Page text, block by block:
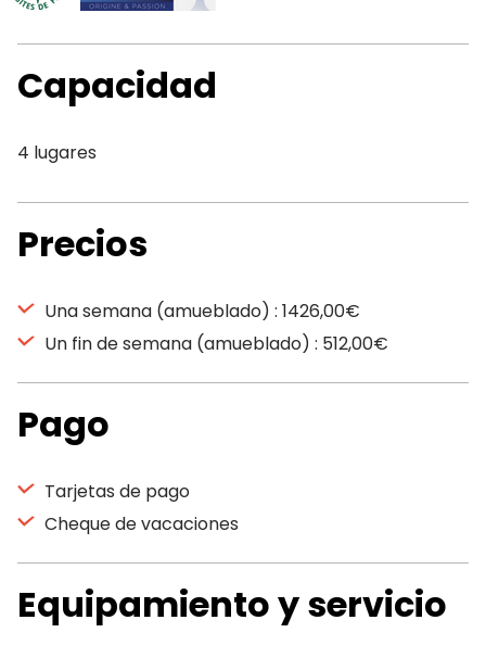
Capacidad
4 lugares
Precios
Una semana (amueblado) : 1426,00€
Un fin de semana (amueblado) : 512,00€
Pago
Tarjetas de pago
Cheque de vacaciones
Equipamiento y servicio